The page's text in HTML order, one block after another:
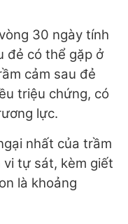
30 ngày tính
đẻ có thể gặp ở
cảm sau đẻ
triệu chứng, có
lực.
nhất của trầm
vi tự sát, kèm giết
là khoảng